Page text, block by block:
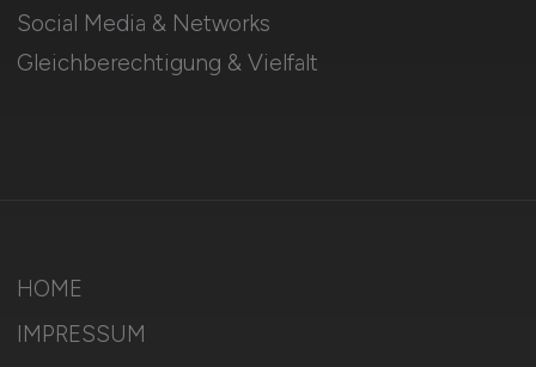
Social Media & Networks
Gleichberechtigung & Vielfalt
HOME
IMPRESSUM